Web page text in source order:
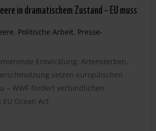
in dramatischem Zustand – EU muss
, Politische Arbeit, Presse-
Entwicklung: Artensterben,
setzen europäischen
– WWF fordert verbindlichen
Ocean Act